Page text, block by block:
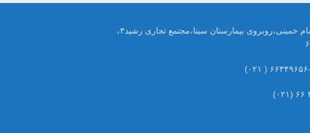
تهران ،خیابان امام خمینی،روبروی بیمارستان سینا،مجتمع تجاری رشید۳،